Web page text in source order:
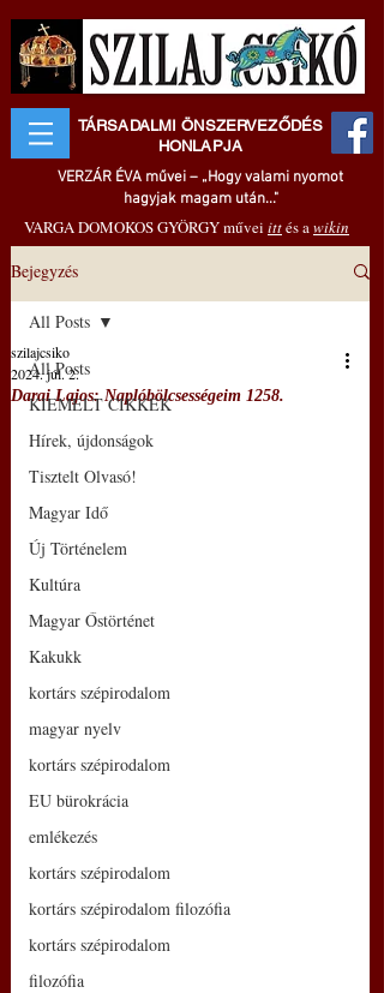
TÁRSADALMI ÖNSZERVEZŐDÉS
HONLAPJA
VERZÁR ÉVA művei – „Hogy valami nyomot
hagyjak magam után..."
VARGA DOMOKOS GYÖRGY művei ittés awikin
Bejegyzés
All Posts
KIEMELT CIKKEK
Hírek, újdonságok
Tisztelt Olvasó!
Magyar Idő
Új Történelem
Kultúra
Magyar Őstörténet
Kakukk
kortárs szépirodalom
magyar nyelv
kortárs szépirodalom
EU bürokrácia
emlékezés
kortárs szépirodalom
kortárs szépirodalom filozófia
kortárs szépirodalom
filozófia
All Posts
Darai Lajos: Naplóbölcsességeim 1258.
szilajcsiko
2024. júl. 2.